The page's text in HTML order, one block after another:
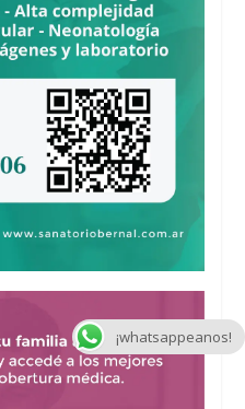
¡whatsappeanos!